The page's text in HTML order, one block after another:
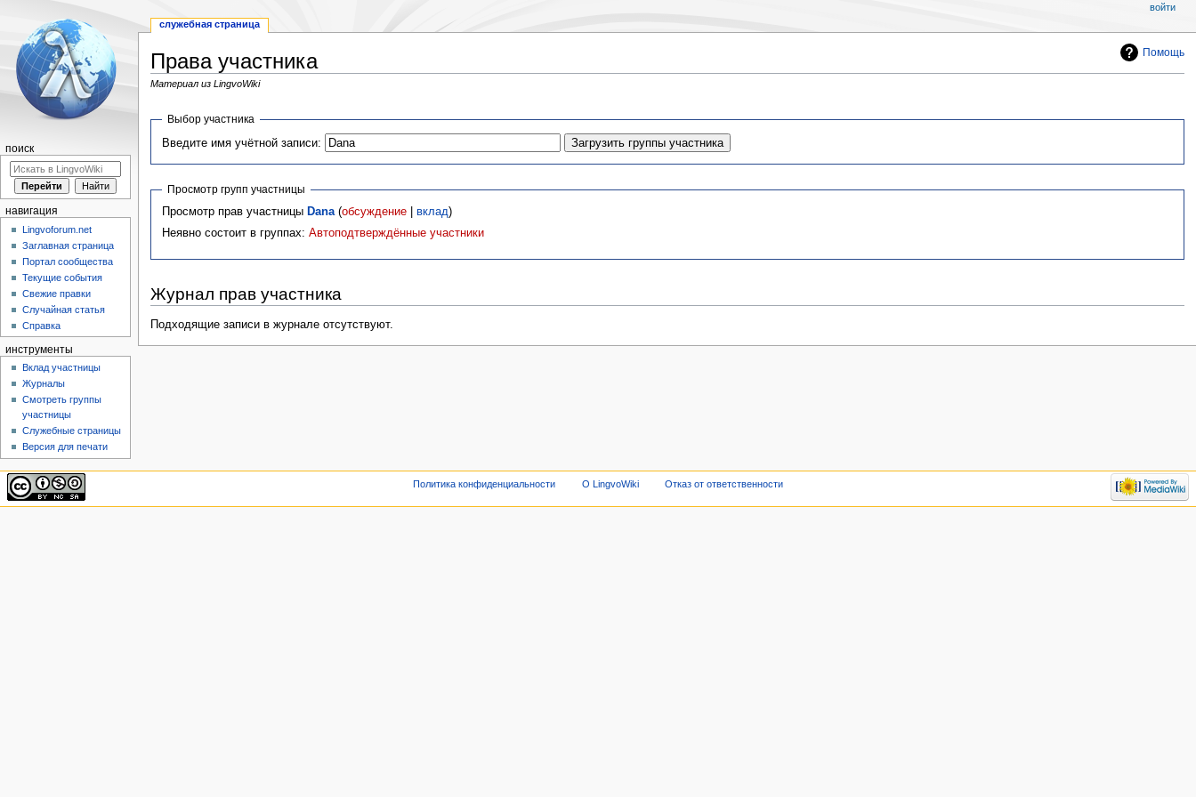
Помощь
Права участника
Материал из LingvoWiki
Перейти
навигации
Перейти
поиску
Выбор участника
Введите имя учётной записи:
Просмотр групп участницы
Просмотр прав участницы Dana (обсуждение |вклад)
Неявно состоит в группах:Автоподтверждённые участники
Журнал прав участника
Подходящие записи в журнале отсутствуют.
служебная страница
войти
поиск
навигация
Lingvoforum.net
Заглавная страница
Портал сообщества
Текущие события
Свежие правки
Случайная статья
Справка
инструменты
Вклад участницы
Журналы
Смотреть группы
участницы
Служебные страницы
Версия для печати
Политика конфиденциальности О LingvoWiki Отказ от ответственности